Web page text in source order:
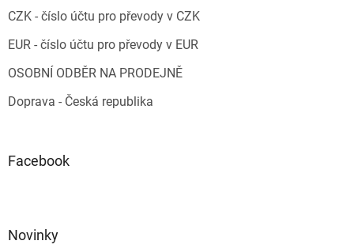
CZK - číslo účtu pro převody v CZK
EUR - číslo účtu pro převody v EUR
OSOBNÍ ODBĚR NA PRODEJNĚ
Doprava - Česká republika
Facebook
Novinky